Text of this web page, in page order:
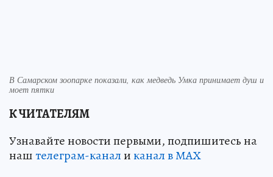
В Самарском зоопарке показали, как медведь Умка принимает душ и
моет пятки
К ЧИТАТЕЛЯМ
Узнавайте новости первыми, подпишитесь на
наштелеграм-каналиканал в МАХ